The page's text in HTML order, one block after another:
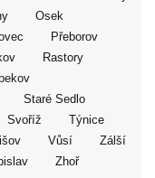
Osek
Přeborov
Rastory
Staré Sedlo
Svoříž
Týnice
Vůsí
Zálší
Zhoř